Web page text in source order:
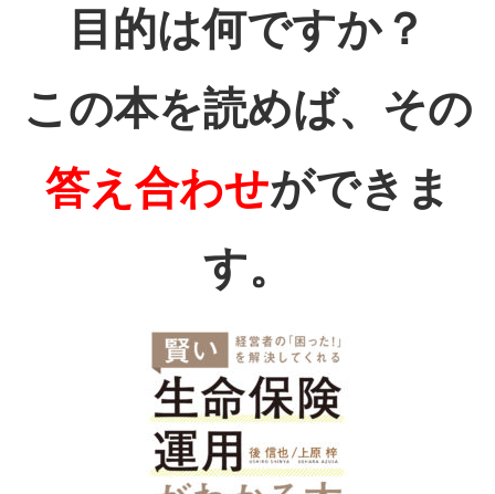
目的は何ですか？
この本を読めば、その
答え合わせができま
す。